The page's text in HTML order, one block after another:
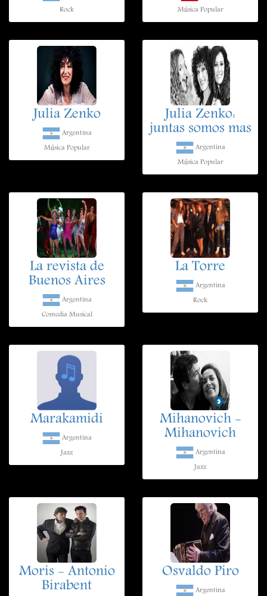
Rock
Música Popular
Julia Zenko
Argentina
Música Popular
Julia Zenko:
juntas somos mas
Argentina
Música Popular
La revista de
Buenos Aires
Argentina
Comedia Musical
La Torre
Argentina
Rock
Marakamidi
Argentina
Jazz
Mihanovich -
Mihanovich
Argentina
Jazz
Moris - Antonio
Birabent
Osvaldo Piro
Argentina